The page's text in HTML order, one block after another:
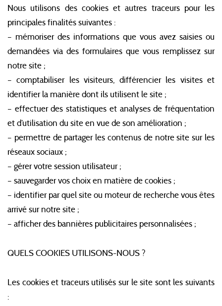
Nous utilisons des cookies et autres traceurs pour les
principales finalités suivantes :
– mémoriser des informations que vous avez saisies ou
demandées via des formulaires que vous remplissez sur
notre site ;
– comptabiliser les visiteurs, différencier les visites et
identifier la manière dont ils utilisent le site ;
– effectuer des statistiques et analyses de fréquentation
et d’utilisation du site en vue de son amélioration ;
– permettre de partager les contenus de notre site sur les
réseaux sociaux ;
– gérer votre session utilisateur ;
– sauvegarder vos choix en matière de cookies ;
– identifier par quel site ou moteur de recherche vous êtes
arrivé sur notre site ;
– afficher des bannières publicitaires personnalisées ;
QUELS COOKIES UTILISONS-NOUS ?
Les cookies et traceurs utilisés sur le site sont les suivants
: